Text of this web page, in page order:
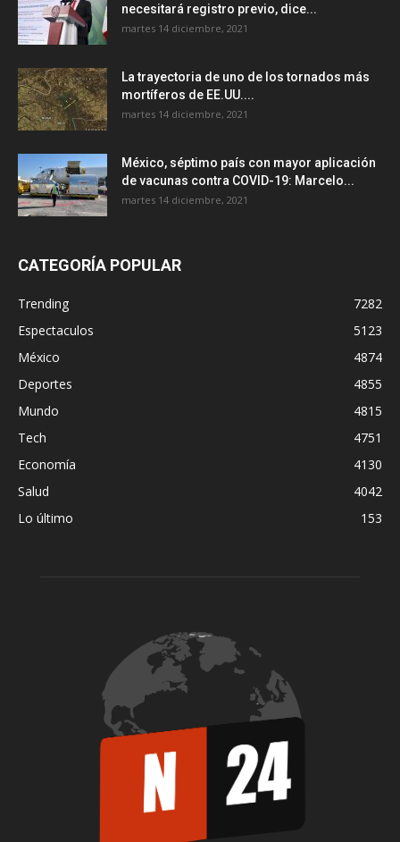
necesitará registro previo, dice...
martes 14 diciembre, 2021
La trayectoria de uno de los tornados más
mortíferos de EE.UU....
martes 14 diciembre, 2021
México, séptimo país con mayor aplicación
de vacunas contra COVID-19: Marcelo...
martes 14 diciembre, 2021
CATEGORÍA POPULAR
Trending
7282
Espectaculos
5123
México
4874
Deportes
4855
Mundo
4815
Tech
4751
Economía
4130
Salud
4042
Lo último
153